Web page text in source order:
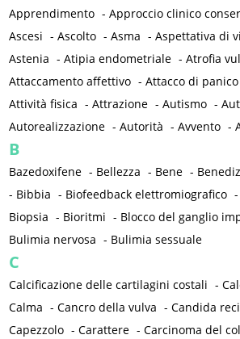
Apprendimento -Approccio clinico
Ascesi -Ascolto -Asma -Aspettativa di
Astenia -Atipia endometriale -Atrofia
Attaccamento affettivo -Attacco di panico
Attività fisica -Attrazione -Autismo -
Autorealizzazione -Autorità -Avvento -
B
Bazedoxifene - Bellezza - Bene -
- Bibbia - Biofeedback elettromiografico -
Biopsia - Bioritmi - Blocco del ganglio
Bulimia nervosa - Bulimia sessuale
C
Calcificazione delle cartilagini costali -
Calma -Cancro della vulva -Candida
Capezzolo -Carattere -Carcinoma del